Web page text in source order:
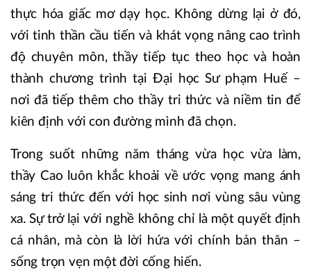
thực hóa giấc mơ dạy học. Không dừng lại ở đó,
với tinh thần cầu tiến và khát vọng nâng cao trình
độ chuyên môn, thầy tiếp tục theo học và hoàn
thành chương trình tại Đại học Sư phạm Huế –
nơi đã tiếp thêm cho thầy tri thức và niềm tin để
kiên định với con đường mình đã chọn.
Trong suốt những năm tháng vừa học vừa làm,
thầy Cao luôn khắc khoải về ước vọng mang ánh
sáng tri thức đến với học sinh nơi vùng sâu vùng
xa. Sự trở lại với nghề không chỉ là một quyết định
cá nhân, mà còn là lời hứa với chính bản thân –
sống trọn vẹn một đời cống hiến.